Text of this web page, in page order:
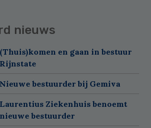
nieuws
(Thuis)komen en gaan in bestuur
Rijnstate
Nieuwe bestuurder bij Gemiva
Laurentius Ziekenhuis benoemt
nieuwe bestuurder